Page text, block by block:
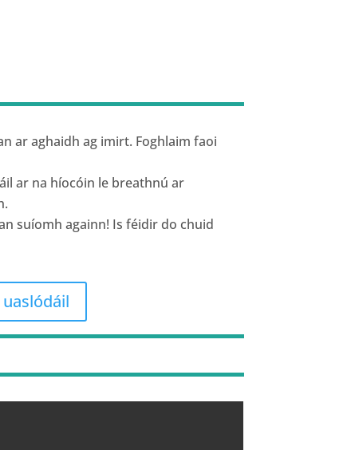
ar aghaidh ag imirt. Foghlaim faoi
ar na híocóin le breathnú ar
suíomh againn! Is féidir do chuid